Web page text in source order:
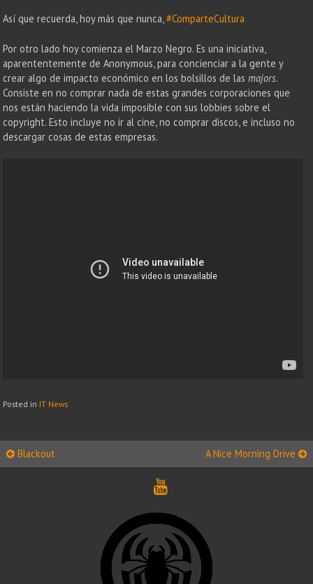
Así que recuerda, hoy más que nunca,#ComparteCultura
Por otro lado hoy comienza el Marzo Negro. Es una iniciativa,
aparententemente de Anonymous, para concienciar a la gente y
crear algo de impacto económico en los bolsillos de lasmajors.
Consiste en no comprar nada de estas grandes corporaciones que
nos están haciendo la vida imposible con sus lobbies sobre el
copyright. Esto incluye no ir al cine, no comprar discos, e incluso no
descargar cosas de estas empresas.
Posted in IT News
Post
Blackout A Nice Morning Drive